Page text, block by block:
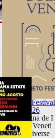
Veneto Festival
2026
Rassegna de I
Solisti Veneti
sedi diverse